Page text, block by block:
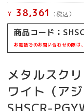
¥ 38,361 (税込）
商品コード：
お電話でのお問い合わせの際は
メタルスク
ワイト（ア